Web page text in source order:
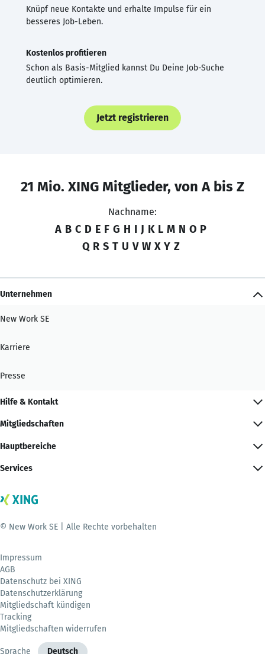
Knüpf neue Kontakte und erhalte Impulse für ein
besseres Job-Leben.
Kostenlos profitieren
Schon als Basis-Mitglied kannst Du Deine Job-Suche
deutlich optimieren.
Jetzt registrieren
21 Mio. XING Mitglieder, von A bis Z
Nachname:
A B C D E F G H I J K L M N O P
Q R S T U V W X Y Z
Unternehmen
New Work SE
Karriere
Presse
Hilfe & Kontakt
Mitgliedschaften
Hauptbereiche
Services
© New Work SE | Alle Rechte vorbehalten
Impressum
AGB
Datenschutz bei XING
Datenschutzerklärung
Mitgliedschaft kündigen
Tracking
Mitgliedschaften widerrufen
Sprache Deutsch